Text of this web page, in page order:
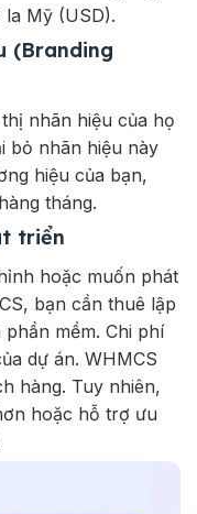
Mỹ (USD).
(Branding
nhãn hiệu của họ
bỏ nhãn hiệu này
hiệu của bạn,
tháng.
triển
hoặc muốn phát
bạn cần thuê lập
mềm. Chi phí
dự án. WHMCS
hàng. Tuy nhiên,
hoặc hỗ trợ ưu